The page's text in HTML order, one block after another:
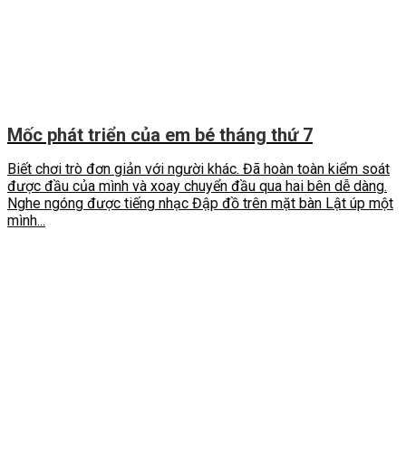
Mốc phát triển của em bé tháng thứ 7
Biết chơi trò đơn giản với người khác. Đã hoàn toàn kiểm soát
được đầu của mình và xoay chuyển đầu qua hai bên dễ dàng.
Nghe ngóng được tiếng nhạc Đập đồ trên mặt bàn Lật úp một
mình...